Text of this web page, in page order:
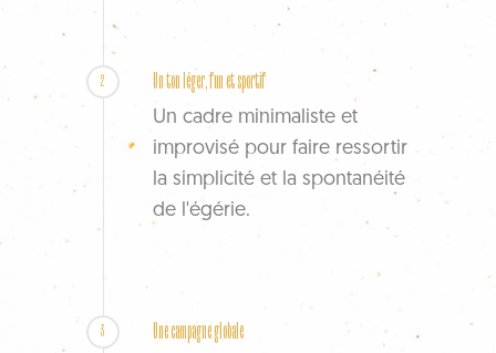
2 Un ton léger, fun et sportif
Un cadre minimaliste et
improvisé pour faire ressortir
la simplicité et la spontanéité
de l'égérie.
3 Une campagne globale